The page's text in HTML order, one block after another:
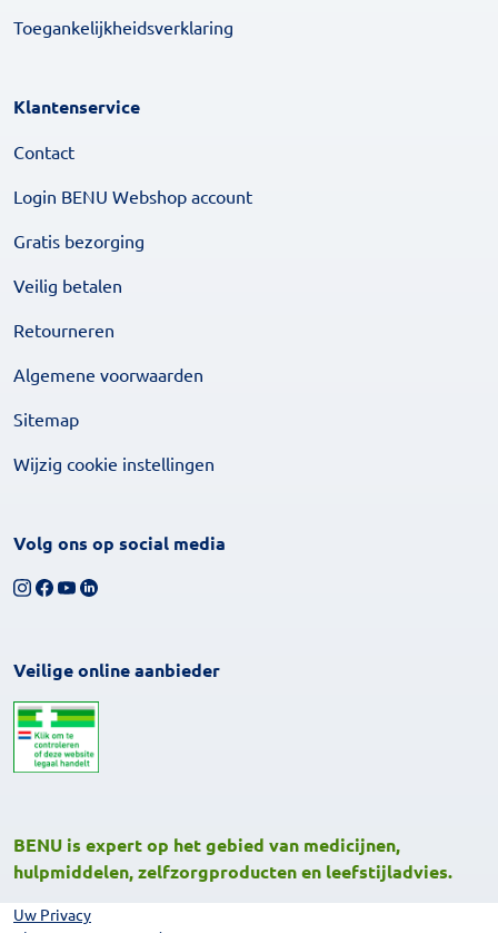
Toegankelijkheidsverklaring
Klantenservice
Contact
Login BENU Webshop account
Gratis bezorging
Veilig betalen
Retourneren
Algemene voorwaarden
Sitemap
Wijzig cookie instellingen
Volg ons op social media
Volg ons op Instagram
Volg ons op Facebook
Bekijk ons YouTube-kanaal
Volg ons op LinkedIn
Veilige online aanbieder
BENU is expert op het gebied van medicijnen,
hulpmiddelen, zelfzorgproducten en leefstijladvies.
Uw Privacy